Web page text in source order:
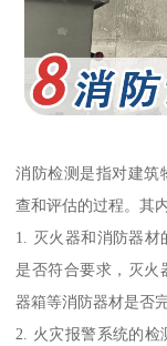
消防检测是指对建筑
查和评估的过程。其
1. 灭火器和消防器
是否符合要求，灭火
器箱等消防器材是否完
2. 火灾报警系统的